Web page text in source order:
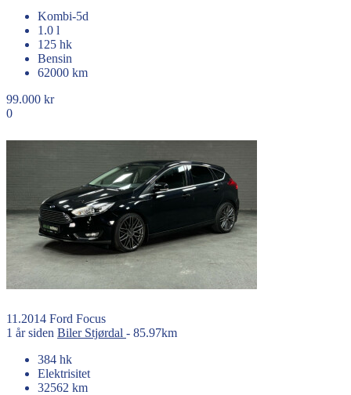
Kombi-5d
1.0 l
125 hk
Bensin
62000 km
99.000 kr
0
11.2014 Ford Focus
1 år siden Biler Stjørdal - 85.97km
384 hk
Elektrisitet
32562 km